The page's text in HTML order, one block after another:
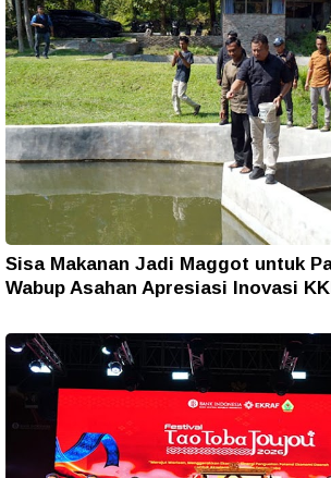
Sisa Makanan Jadi Maggot untuk
Wabup Asahan Apresiasi Inovasi